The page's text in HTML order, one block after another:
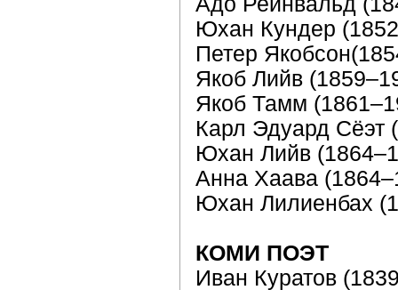
Юхан Кундер
Петер
Якоб Лийв
Якоб Тамм
Карл Эдуард Сёэт
Юхан Лийв
Анна Xаава
Юхан Лилиенбаx
КОМИ ПОЭТ
Иван Куратов